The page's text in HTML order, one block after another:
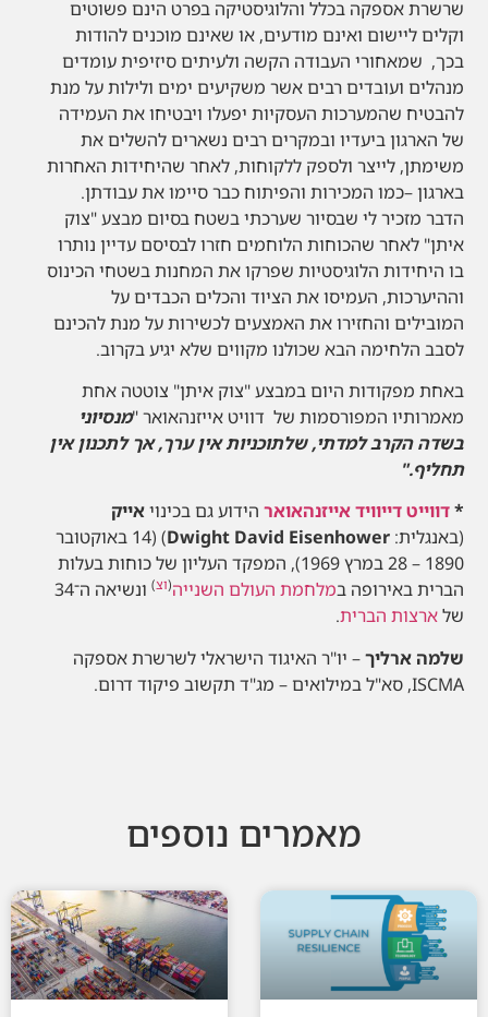
שרשרת אספקה בכלל והלוגיסטיקה בפרט הינם פשוטים
וקלים ליישום ואינם מודעים, או שאינם מוכנים להודות
בכך, שמאחורי העבודה הקשה ולעיתים סיזיפית עומדים
מנהלים ועובדים רבים אשר משקיעים ימים ולילות על מנת
להבטיח שהמערכות העסקיות יפעלו ויבטיחו את העמידה
של הארגון ביעדיו ובמקרים רבים נשארים להשלים את
משימתן, לייצר ולספק ללקוחות, לאחר שהיחידות האחרות
בארגון –כמו המכירות והפיתוח כבר סיימו את עבודתן.
הדבר מזכיר לי שבסיור שערכתי בשטח בסיום מבצע "צוק
איתן" לאחר שהכוחות הלוחמים חזרו לבסיסם עדיין נותרו
בו היחידות הלוגיסטיות שפרקו את המחנות בשטחי הכינוס
וההיערכות, העמיסו את הציוד והכלים הכבדים על
המובילים והחזירו את האמצעים לכשירות על מנת להכינם
לסבב הלחימה הבא שכולנו מקווים שלא יגיע בקרוב.
באחת מפקודות היום במבצע "צוק איתן" צוטטה אחת
מאמרותיו המפורסמות של דוויט אייזנהאואר "מנסיוני
בשדה הקרב למדתי, שלתוכניות אין ערך, אך לתכנון אין
תחליף."
*דווייט דייוויד אייזנהאואר הידוע גם בכינויאייק
(באנגלית: Dwight David Eisenhower
)‏ (14 באוקטובר
1890 – 28 במרץ 1969), המפקד העליון של כוחות בעלות
הברית באירופה במלחמת העולם השנייה(וצ)
ונשיאה ה־34
שלארצות הברית.
שלמה ארליך– יו"ר האיגוד הישראלי לשרשרת אספקה
ISCMA, סא"ל במילואים – מג"ד תקשוב פיקוד דרום.
מאמרים נוספים